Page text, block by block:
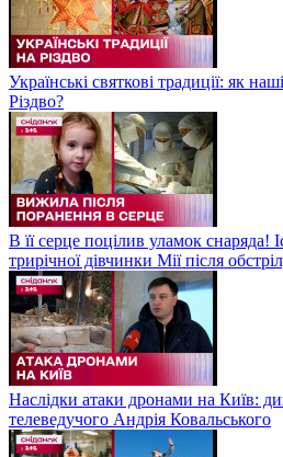
Українські святкові традиції: як
Різдво?
В її серце поцілив уламок снаряда!
трирічної дівчинки Мії після
Наслідки атаки дронами на Київ:
телеведучого Андрія Ковальського